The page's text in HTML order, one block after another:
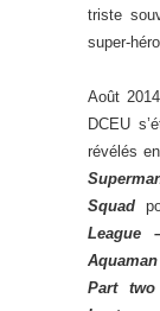
triste
super-
Août
DCEU
révélés
Squad
League
Aquaman
Part two